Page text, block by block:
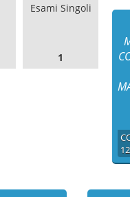
Esami Singoli
1